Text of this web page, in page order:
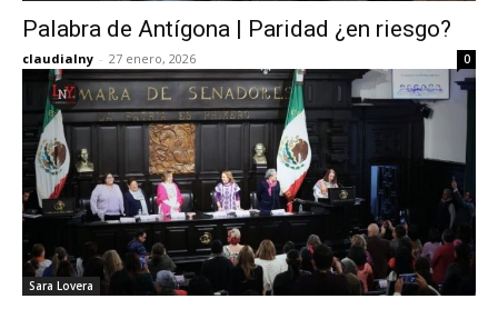
Palabra de Antígona | Paridad ¿en riesgo?
claudialny - 27 enero, 2026 0
Sara Lovera